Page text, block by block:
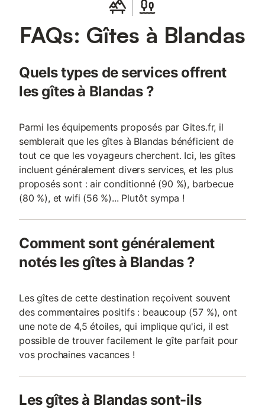
est située dans ce superbe hameau privé, et logeait les
défenseurs de la place forte. Elle peut acceuillir 6 personnes.
Labellisée 4**** au classement officiel des Hébergements
touristiques « Etoiles de France » Elle a une surface habitable de
entièrement rénovée en 2021 La pièce à vivre salon /séjour
/cuisine de 30 M2 ouvre sur la terrasse de 30 m2 (barbecue) et
la piscine privée 7mX4m (filtration au sel). La cuisine est
équipée et intégrée (plaque chauffante gaz, four pyrolyse,
FAQs: Gîtes à Blandas
Quels types de services offrent
les gîtes à Blandas ?
Parmi les équipements proposés par Gites.fr, il
semblerait que les gîtes à Blandas bénéficient de
tout ce que les voyageurs cherchent. Ici, les gîtes
incluent généralement divers services, et les plus
proposés sont : air conditionné (90 %), barbecue
(80 %), et wifi (56 %)... Plutôt sympa !
Comment sont généralement
notés les gîtes à Blandas ?
Les gîtes de cette destination reçoivent souvent
des commentaires positifs : beaucoup (57 %), ont
une note de 4,5 étoiles, qui implique qu'ici, il est
possible de trouver facilement le gîte parfait pour
vos prochaines vacances !
Les gîtes à Blandas sont-ils